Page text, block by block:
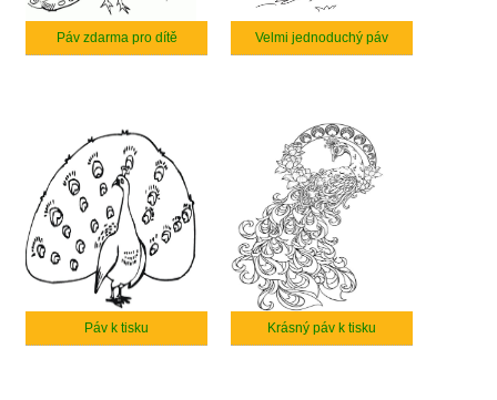
Páv zdarma pro dítě Velmi jednoduchý páv
Páv k tisku Krásný páv k tisku